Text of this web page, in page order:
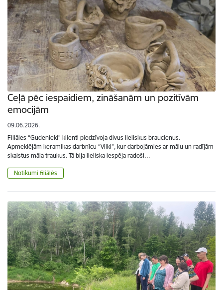
Ceļā pēc iespaidiem, zināšanām un pozitīvām
emocijām
09.06.2026.
Filiāles “Gudenieki” klienti piedzīvoja divus lieliskus braucienus.
Apmeklējām keramikas darbnīcu “Vilki”, kur darbojāmies ar mālu un radījām
skaistus māla traukus. Tā bija lieliska iespēja radoši…
Notikumi filiālēs